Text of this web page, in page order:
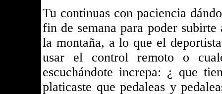
Tu continuas con paciencia
fin de semana para poder
la montaña, a lo que el
usar el control remoto o
escuchándote increpa: ¿ que
platicaste que pedaleas y